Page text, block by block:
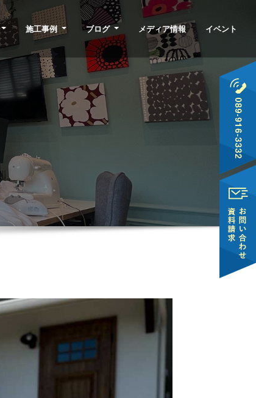
施工事例 ブログ メディア情報 イベント